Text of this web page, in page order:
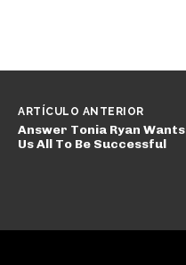
ARTÍCULO ANTERIOR
Answer Tonia Ryan Wants
Us All To Be Successful